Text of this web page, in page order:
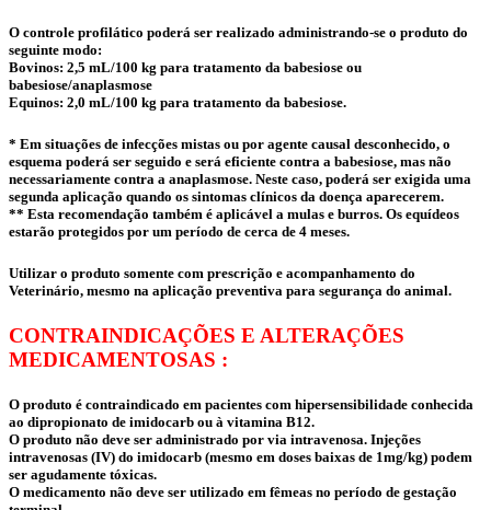
O controle profilático poderá ser realizado administrando-se o produto do
seguinte modo:
Bovinos: 2,5 mL/100 kg para tratamento da babesiose ou
babesiose/anaplasmose
Equinos: 2,0 mL/100 kg para tratamento da babesiose.
* Em situações de infecções mistas ou por agente causal desconhecido, o
esquema poderá ser seguido e será eficiente contra a babesiose, mas não
necessariamente contra a anaplasmose. Neste caso, poderá ser exigida uma
segunda aplicação quando os sintomas clínicos da doença aparecerem.
** Esta recomendação também é aplicável a mulas e burros. Os equídeos
estarão protegidos por um período de cerca de 4 meses.
Utilizar o produto somente com prescrição e acompanhamento do
Veterinário, mesmo na aplicação preventiva para segurança do animal.
CONTRAINDICAÇÕES E ALTERAÇÕES
MEDICAMENTOSAS :
O produto é contraindicado em pacientes com hipersensibilidade conhecida
ao dipropionato de imidocarb ou à vitamina B12.
O produto não deve ser administrado por via intravenosa. Injeções
intravenosas (IV) do imidocarb (mesmo em doses baixas de 1mg/kg) podem
ser agudamente tóxicas.
O medicamento não deve ser utilizado em fêmeas no período de gestação